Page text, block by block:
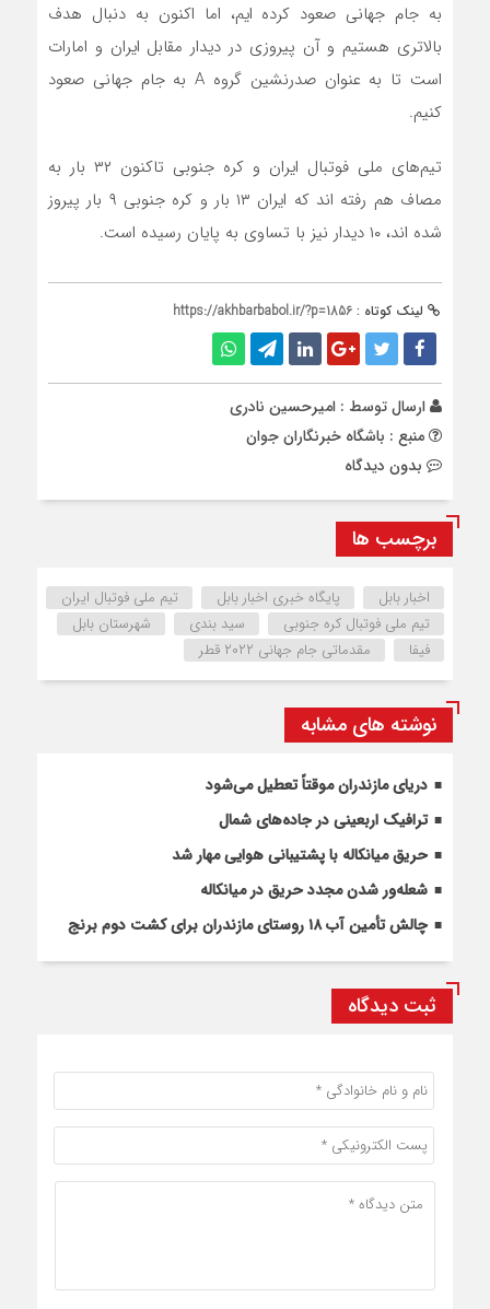
به جام جهانی صعود کرده ایم، اما اکنون به دنبال هدف
بالاتری هستیم و آن پیروزی در دیدار مقابل ایران و امارات
است تا به عنوان صدرنشین گروه A به جام جهانی صعود
کنیم.
تیم‌های ملی فوتبال ایران و کره جنوبی تاکنون ۳۲ بار به
مصاف هم رفته اند که ایران ۱۳ بار و کره جنوبی ۹ بار پیروز
شده اند، ۱۰ دیدار نیز با تساوی به پایان رسیده است.
لینک کوتاه : https://akhbarbabol.ir/?p=1856
ارسال توسط : امیرحسین نادری
منبع : باشگاه خبرنگاران جوان
بدون دیدگاه
برچسب ها
اخبار بابل پایگاه خبری اخبار بابل
تیم ملی فوتبال ایران
تیم ملی فوتبال کره جنوبی
سید بندی
شهرستان بابل
فیفا
مقدماتی جام جهانی ۲۰۲۲ قطر
نوشته های مشابه
دریای مازندران موقتاً تعطیل می‌شود
ترافیک اربعینی در جاده‌های شمال
حریق میانکاله با پشتیبانی هوایی مهار شد
شعله‌ور شدن مجدد حریق در میانکاله
چالش تأمین آب ۱۸ روستای مازندران برای کشت دوم برنج
ثبت دیدگاه